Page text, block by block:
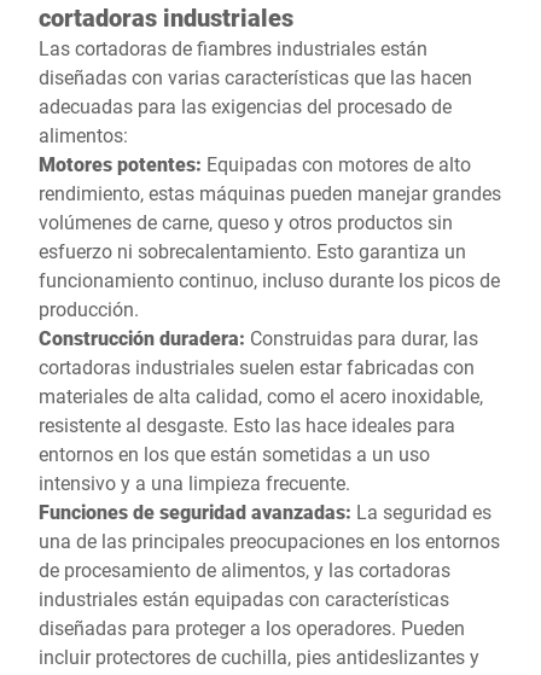
cortadoras industriales
Las cortadoras de fiambres industriales están
diseñadas con varias características que las hacen
adecuadas para las exigencias del procesado de
alimentos:
Motores potentes: Equipadas con motores de alto
rendimiento, estas máquinas pueden manejar grandes
volúmenes de carne, queso y otros productos sin
esfuerzo ni sobrecalentamiento. Esto garantiza un
funcionamiento continuo, incluso durante los picos de
producción.
Construcción duradera: Construidas para durar, las
cortadoras industriales suelen estar fabricadas con
materiales de alta calidad, como el acero inoxidable,
resistente al desgaste. Esto las hace ideales para
entornos en los que están sometidas a un uso
intensivo y a una limpieza frecuente.
Funciones de seguridad avanzadas: La seguridad es
una de las principales preocupaciones en los entornos
de procesamiento de alimentos, y las cortadoras
industriales están equipadas con características
diseñadas para proteger a los operadores. Pueden
incluir protectores de cuchilla, pies antideslizantes y